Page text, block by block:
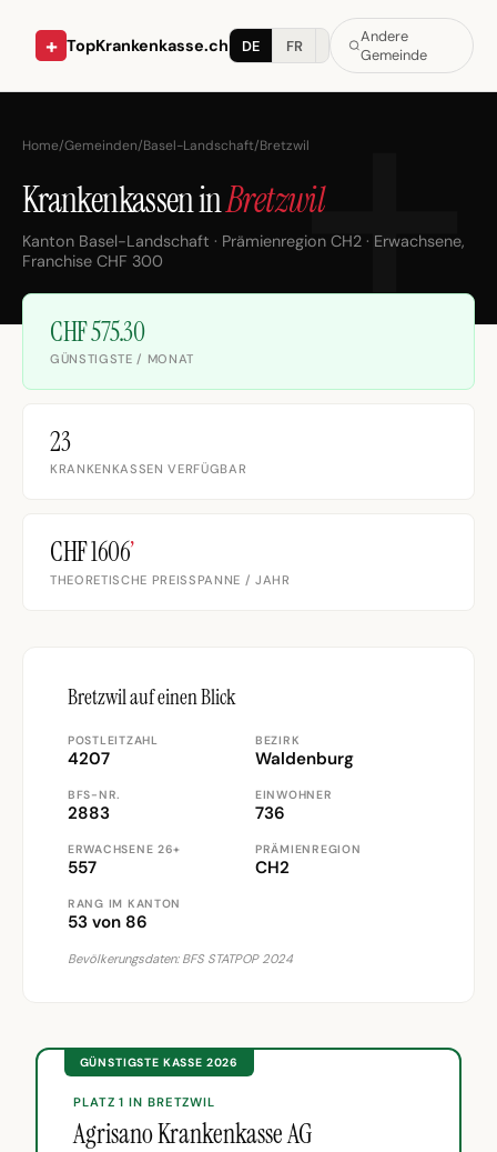
+ TopKrankenkasse.ch DE FR
Andere
Gemeinde
Home/Gemeinden/Basel-Landschaft/Bretzwil
Krankenkassen inBretzwil
Kanton Basel-Landschaft · Prämienregion CH2 · Erwachsene,
Franchise CHF 300
CHF 575.30
GÜNSTIGSTE / MONAT
23
KRANKENKASSEN VERFÜGBAR
CHF 1606’
THEORETISCHE PREISSPANNE / JAHR
Bretzwil auf einen Blick
POSTLEITZAHL
4207
BEZIRK
Waldenburg
BFS-NR.
2883
EINWOHNER
736
ERWACHSENE 26+
557
PRÄMIENREGION
CH2
RANG IM KANTON
53 von 86
Bevölkerungsdaten: BFS STATPOP 2024
GÜNSTIGSTE KASSE 2026
PLATZ 1 IN BRETZWIL
Agrisano Krankenkasse AG